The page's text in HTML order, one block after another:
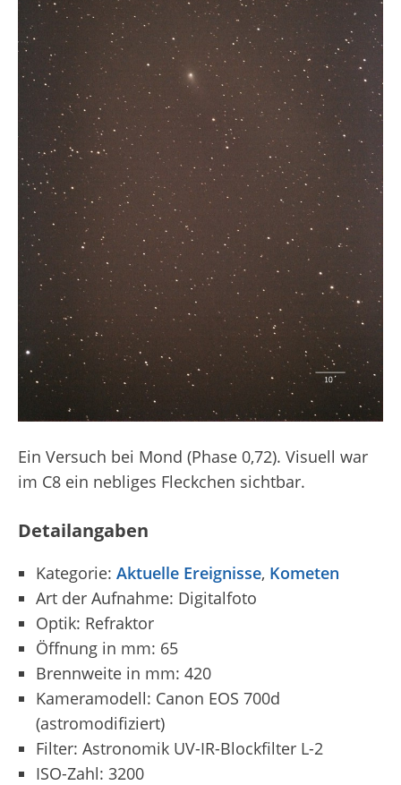
Ein Versuch bei Mond (Phase 0,72). Visuell war
im C8 ein nebliges Fleckchen sichtbar.
Detailangaben
Kategorie: Aktuelle Ereignisse, Kometen
Art der Aufnahme: Digitalfoto
Optik: Refraktor
Öffnung in mm: 65
Brennweite in mm: 420
Kameramodell: Canon EOS 700d
(astromodifiziert)
Filter: Astronomik UV-IR-Blockfilter L-2
ISO-Zahl: 3200